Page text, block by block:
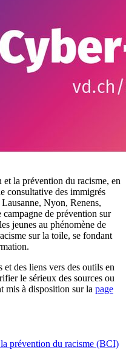
la prévention du racisme, en
consultative des immigrés
Nyon, Renens,
de prévention sur
jeunes au phénomène de
sur la toile, se fondant
des liens vers des outils en
le sérieux des sources ou
mis à disposition sur la page
prévention du racisme (BCI)